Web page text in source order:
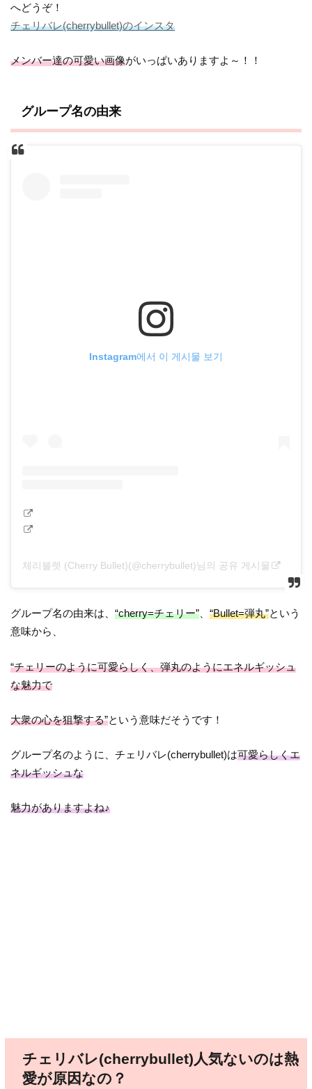
へどうぞ！
チェリバレ(cherrybullet)のインスタ
メンバー達の可愛い画像がいっぱいありますよ～！！
グループ名の由来
Instagram에서 이 게시물 보기
체리블렛 (Cherry Bullet)(@cherrybullet)님의 공유 게시물
グループ名の由来は、“cherry=チェリー” 、“Bullet=弾丸”という
意味から、
“チェリーのように可愛らしく、弾丸のようにエネルギッシュ
な魅力で
大衆の心を狙撃する”という意味だそうです！
グループ名のように、チェリバレ(cherrybullet)は可愛らしくエ
ネルギッシュな
魅力がありますよね♪
チェリバレ(cherrybullet)人気ないのは熱
愛が原因なの？